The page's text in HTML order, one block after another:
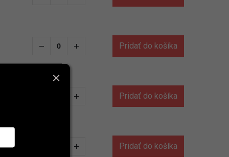
Pridať do košíka
Pridať do košíka
Pridať do košíka